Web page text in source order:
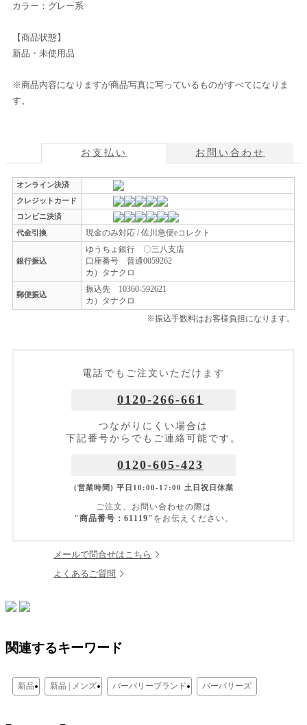
カラー：グレー系
【商品状態】
新品・未使用品
※商品内容になりますが商品写真に写っているものがすべてになりま
す。
お支払い お問い合わせ
オンライン決済
クレジットカード
コンビニ決済
代金引換
現金のみ対応 / 佐川急便eコレクト
銀行振込
ゆうちょ銀行 〇三八支店
口座番号 普通0059262
カ）タナクロ
郵便振込
振込先 10360-592621
カ）タナクロ
※振込手数料はお客様負担になります。
電話でもご注文いただけます
0120-266-661
つながりにくい場合は
下記番号からでもご連絡可能です。
0120-605-423
(営業時間) 平日10:00-17:00 土日祝日休業
ご注文、お問い合わせの際は
"商品番号：61119" をお伝えください。
メールで問合せはこちら
よくあるご質問
関連するキーワード
新品 新品 | メンズ バーバリーブランド バーバリーズ